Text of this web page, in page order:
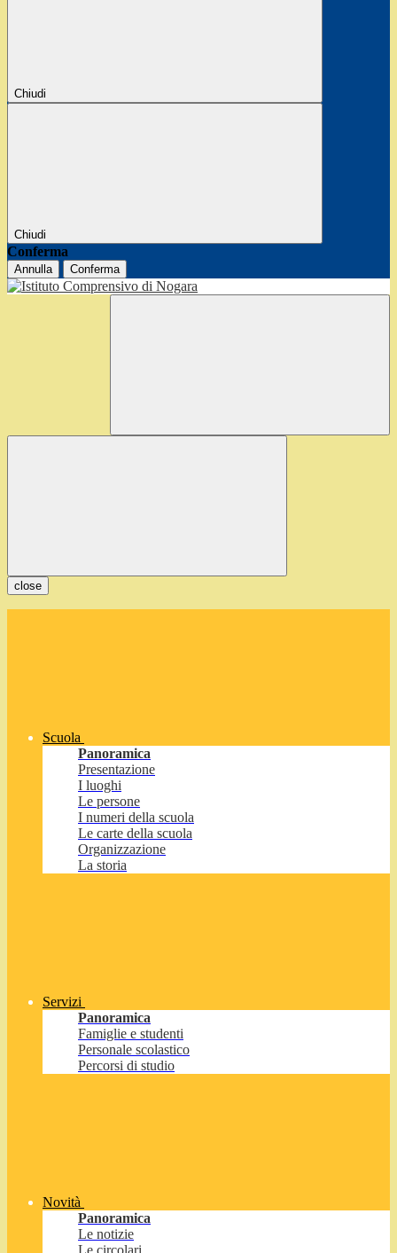
Chiudi
Chiudi
Conferma
Annulla Conferma
close
Scuola
Panoramica
Presentazione
I luoghi
Le persone
I numeri della scuola
Le carte della scuola
Organizzazione
La storia
Servizi
Panoramica
Famiglie e studenti
Personale scolastico
Percorsi di studio
Novità
Panoramica
Le notizie